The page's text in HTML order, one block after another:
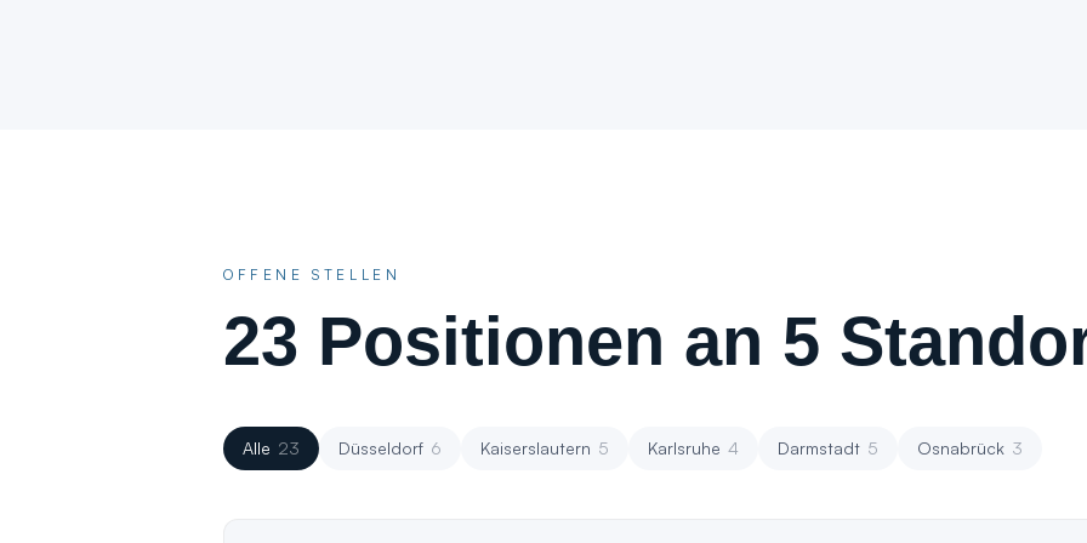
OFFENE STELLEN
23 Positionen an 5
Alle 23 Düsseldorf 6 Kaiserslautern 5 Karlsruhe 4 Darmstadt 5 Osnabrück 3